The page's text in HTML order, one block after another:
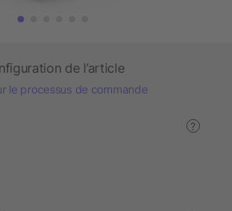
de l’article
le processus de commande
?